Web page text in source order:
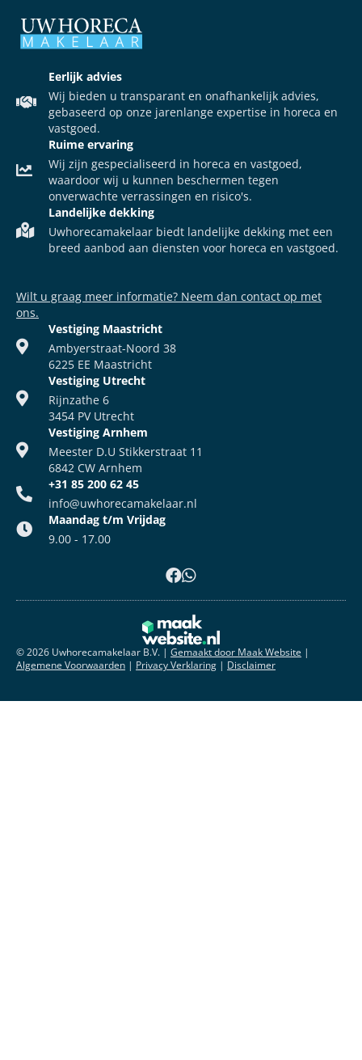
Eerlijk advies
Wij bieden u transparant en onafhankelijk advies,
gebaseerd op onze jarenlange expertise in horeca en
vastgoed.
Ruime ervaring
Wij zijn gespecialiseerd in horeca en vastgoed,
waardoor wij u kunnen beschermen tegen
onverwachte verrassingen en risico's.
Landelijke dekking
Uwhorecamakelaar biedt landelijke dekking met een
breed aanbod aan diensten voor horeca en vastgoed.
Wilt u graag meer informatie? Neem dan contact op met
ons.
Vestiging Maastricht
Ambyerstraat-Noord 38
6225 EE Maastricht
Vestiging Utrecht
Rijnzathe 6
3454 PV Utrecht
Vestiging Arnhem
Meester D.U Stikkerstraat 11
6842 CW Arnhem
+31 85 200 62 45
info@uwhorecamakelaar.nl
Maandag t/m Vrijdag
9.00 - 17.00
© 2026 Uwhorecamakelaar B.V. | Gemaakt door Maak Website |
Algemene Voorwaarden | Privacy Verklaring | Disclaimer